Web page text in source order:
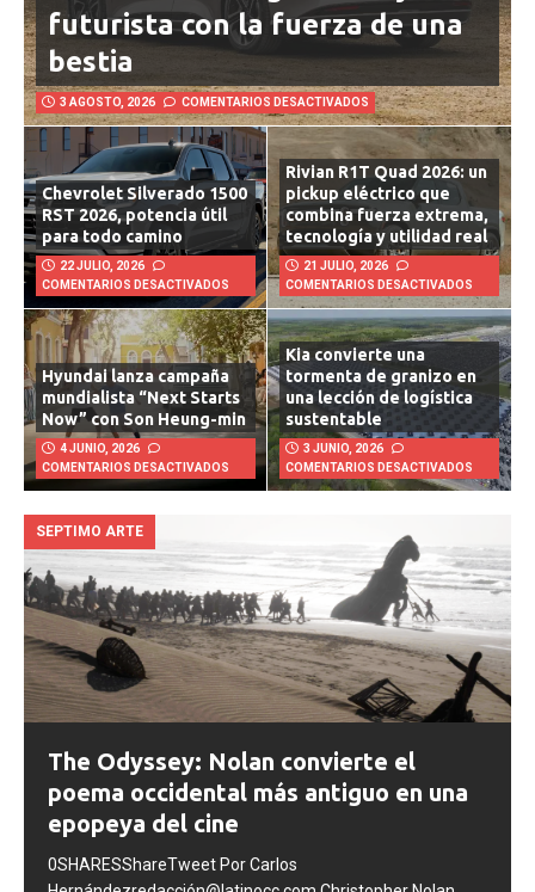
futurista con la fuerza de una
bestia
3 AGOSTO, 2026 COMENTARIOS DESACTIVADOS
Chevrolet Silverado 1500
RST 2026, potencia útil
para todo camino
22 JULIO, 2026
COMENTARIOS DESACTIVADOS
Rivian R1T Quad 2026: un
pickup eléctrico que
combina fuerza extrema,
tecnología y utilidad real
21 JULIO, 2026
COMENTARIOS DESACTIVADOS
Hyundai lanza campaña
mundialista “Next Starts
Now” con Son Heung-min
4 JUNIO, 2026
COMENTARIOS DESACTIVADOS
Kia convierte una
tormenta de granizo en
una lección de logística
sustentable
3 JUNIO, 2026
COMENTARIOS DESACTIVADOS
SEPTIMO ARTE
The Odyssey: Nolan convierte el
poema occidental más antiguo en una
epopeya del cine
0SHARESShareTweet Por Carlos